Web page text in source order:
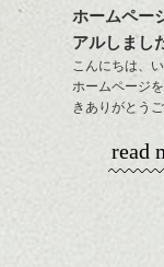
おすすめです
いつものスタ
ドライした後
ックスをなじ
に。
これからのス
ンジの事、髪
ベージュ系等
に見せる効果
ーリングをプ
明感を表現す
って毎日のお
ホームペー
アルしまし
こんにちは、
ホームページ
きありがとうご
１５周年と移
せ、少しばか
read